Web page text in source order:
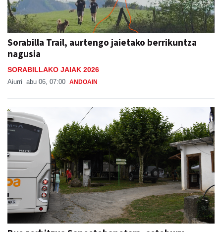
Sorabilla Trail, aurtengo jaietako berrikuntza
nagusia
SORABILLAKO JAIAK 2026
Aiurri abu 06, 07:00 ANDOAIN